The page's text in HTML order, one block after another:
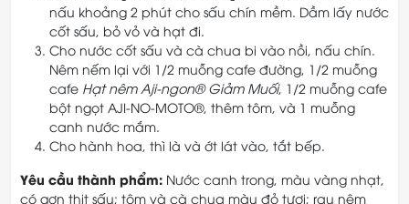
nấu khoảng 2 phút cho sấu chín mềm. Dầm lấy nước
cốt sấu, bỏ vỏ và hạt đi.
Cho nước cốt sấu và cà chua bi vào nồi, nấu chín.
Nêm nếm lại với 1/2 muỗng cafe đường, 1/2 muỗng
cafe Hạt nêm Aji-ngon® Giảm Muối, 1/2 muỗng cafe
bột ngọt AJI-NO-MOTO®, thêm tôm, và 1 muỗng
canh nước mắm.
Cho hành hoa, thì là và ớt lát vào, tắt bếp.
Yêu cầu thành phẩm: Nước canh trong, màu vàng nhạt,
có gợn thịt sấu; tôm và cà chua màu đỏ tươi; rau nêm